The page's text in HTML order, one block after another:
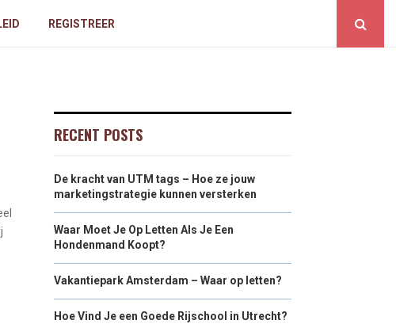
REGISTREER
RECENT POSTS
De kracht van UTM tags – Hoe ze jouw
marketingstrategie kunnen versterken
Waar Moet Je Op Letten Als Je Een
Hondenmand Koopt?
Vakantiepark Amsterdam – Waar op letten?
Hoe Vind Je een Goede Rijschool in Utrecht?